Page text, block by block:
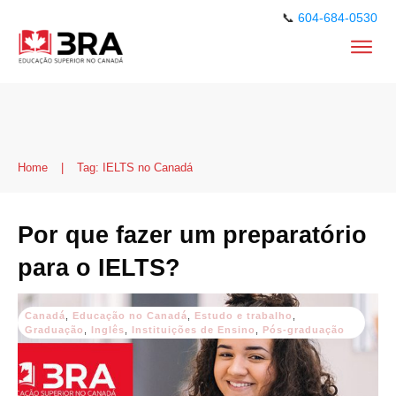
📞 604-684-0530
Home | Tag: IELTS no Canadá
Por que fazer um preparatório
para o IELTS?
Canadá Educação no Canadá Estudo e trabalho
Graduação
Inglês Instituições de Ensino Pós-graduação